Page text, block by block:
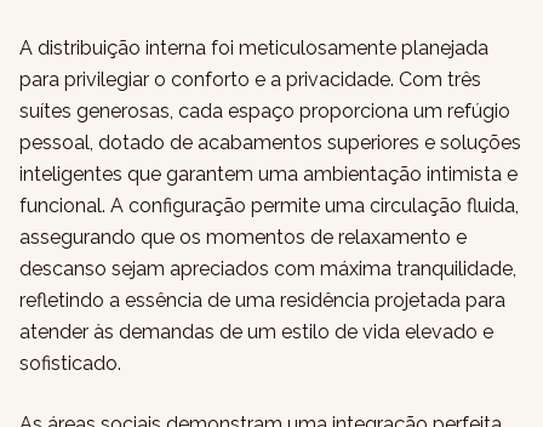
A distribuição interna foi meticulosamente planejada
para privilegiar o conforto e a privacidade. Com três
suítes generosas, cada espaço proporciona um refúgio
pessoal, dotado de acabamentos superiores e soluções
inteligentes que garantem uma ambientação intimista e
funcional. A configuração permite uma circulação fluida,
assegurando que os momentos de relaxamento e
descanso sejam apreciados com máxima tranquilidade,
refletindo a essência de uma residência projetada para
atender às demandas de um estilo de vida elevado e
sofisticado.